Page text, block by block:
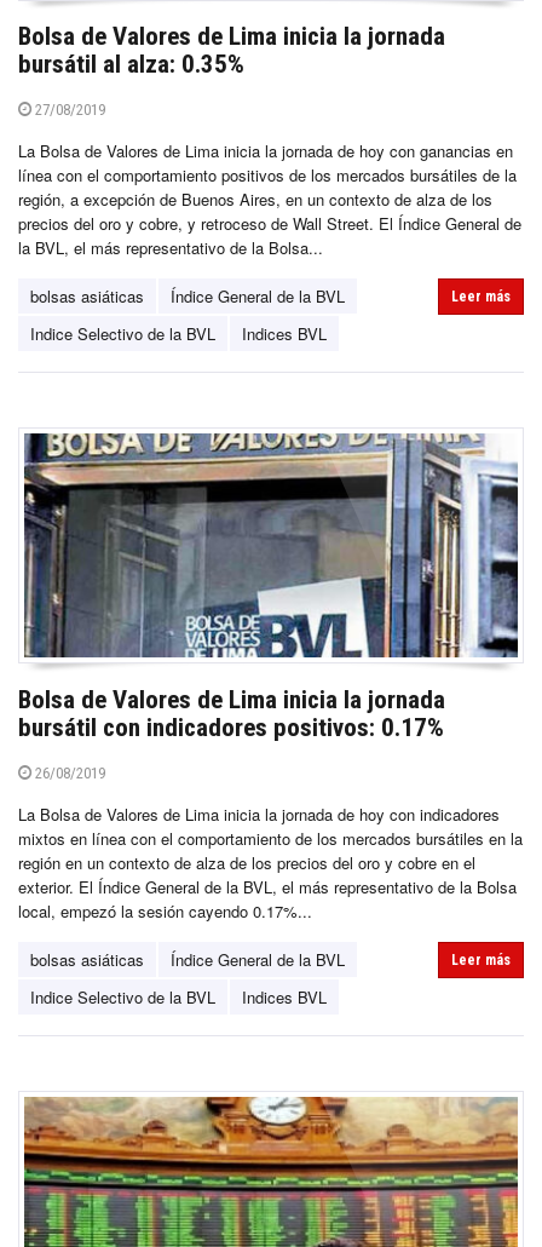
Bolsa de Valores de Lima inicia la jornada
bursátil al alza: 0.35%
27/08/2019
La Bolsa de Valores de Lima inicia la jornada de hoy con ganancias en
línea con el comportamiento positivos de los mercados bursátiles de la
región, a excepción de Buenos Aires, en un contexto de alza de los
precios del oro y cobre, y retroceso de Wall Street. El Índice General de
la BVL, el más representativo de la Bolsa...
bolsas asiáticas
Índice General de la BVL
Indice Selectivo de la BVL
Indices BVL
Leer más
Bolsa de Valores de Lima inicia la jornada
bursátil con indicadores positivos: 0.17%
26/08/2019
La Bolsa de Valores de Lima inicia la jornada de hoy con indicadores
mixtos en línea con el comportamiento de los mercados bursátiles en la
región en un contexto de alza de los precios del oro y cobre en el
exterior. El Índice General de la BVL, el más representativo de la Bolsa
local, empezó la sesión cayendo 0.17%...
bolsas asiáticas
Índice General de la BVL
Indice Selectivo de la BVL
Indices BVL
Leer más